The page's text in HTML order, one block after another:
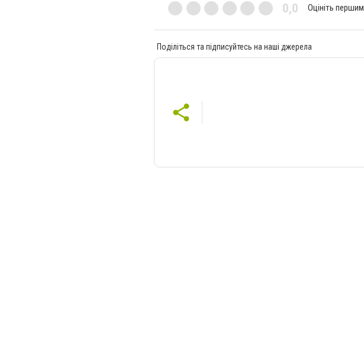
0,0 Оцініть першим
Поділіться та підписуйтесь на наші джерела